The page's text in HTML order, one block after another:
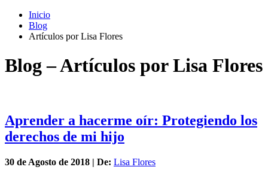
Inicio
Blog
Artículos por Lisa Flores
Blog – Artículos por Lisa Flores
Aprender a hacerme oír: Protegiendo los
derechos de mi hijo
30 de Agosto de 2018 | De: Lisa Flores